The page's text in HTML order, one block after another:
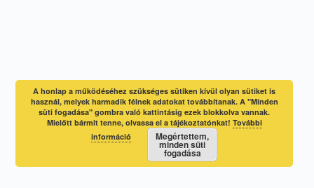
A honlap a működéséhez szükséges sütiken kívül olyan sütiket is
használ, melyek harmadik félnek adatokat továbbítanak. A "Minden
süti fogadása" gombra való kattintásig ezek blokkolva vannak.
Mielőtt bármit tenne, olvassa el a tájékoztatónkat! További
információ
Megértettem,
minden süti
fogadása